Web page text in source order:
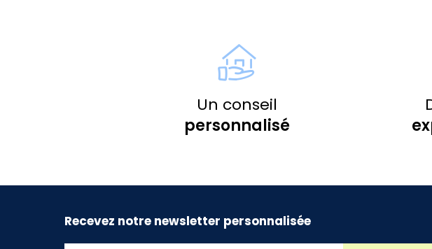
Un conseil
personnalisé
Recevez notre newsletter personnalisée